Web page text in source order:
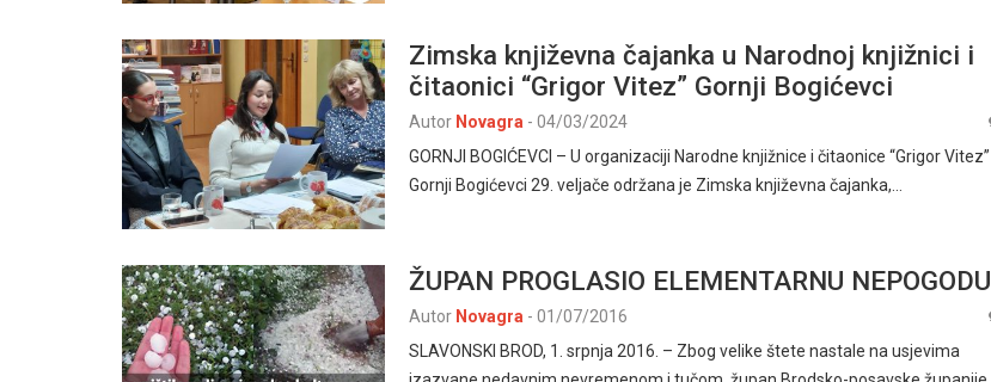
Zimska književna čajanka u Narodnoj knjižnici i
čitaonici “Grigor Vitez” Gornji Bogićevci
Autor Novagra - 04/03/2024
GORNJI BOGIĆEVCI – U organizaciji Narodne knjižnice i čitaonice “Grigor Vitez”
Gornji Bogićevci 29. veljače održana je Zimska književna čajanka,…
ŽUPAN PROGLASIO ELEMENTARNU NEPOGODU
Autor Novagra - 01/07/2016
SLAVONSKI BROD, 1. srpnja 2016. – Zbog velike štete nastale na usjevima